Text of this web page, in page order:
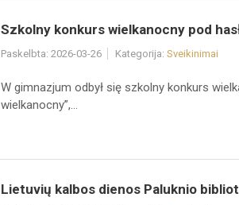
Szkolny konkurs wielkanocny pod
Paskelbta: 2026-03-26 Kategorija: Sveikinimai
W gimnazjum odbył się szkolny konkurs
wielkanocny”,...
Lietuvių kalbos dienos Paluknio